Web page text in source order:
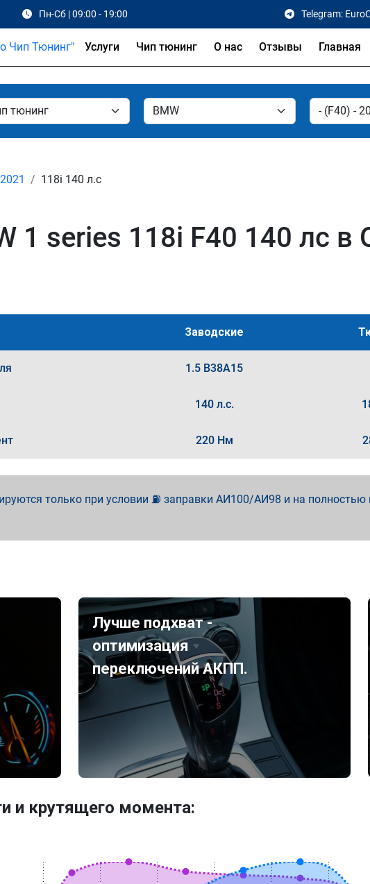
Пн-Сб | 09:00 - 19:00 Telegram:
Услуги Чип тюнинг О нас Отзывы Главная
118i 140 л.с
1 series 118i F40 140 лс в
Заводские
1.5 B38A15
140 л.с.
220 Нм
только при условии ⛽ заправки АИ100/АИ98 и на
Лучше подхват -
оптимизация
переключений АКПП.
и крутящего момента: